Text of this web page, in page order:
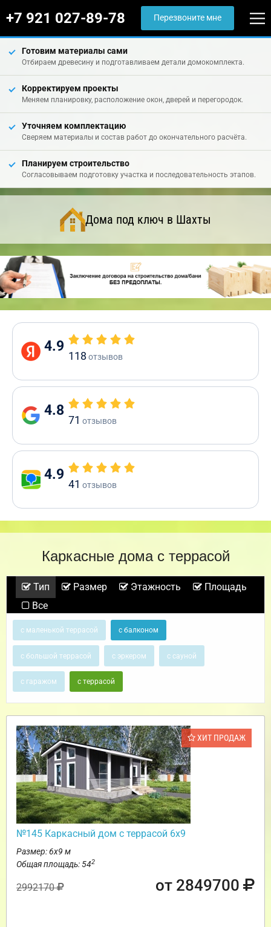
+7 921 027-89-78 Перезвоните мне
Готовим материалы сами
Отбираем древесину и подготавливаем детали домокомплекта.
Корректируем проекты
Меняем планировку, расположение окон, дверей и перегородок.
Уточняем комплектацию
Сверяем материалы и состав работ до окончательного расчёта.
Планируем строительство
Согласовываем подготовку участка и последовательность этапов.
Дома под ключ в Шахты
4.9
118 отзывов
4.8
71 отзывов
4.9
41 отзывов
Каркасные дома с террасой
Тип Размер Этажность
Площадь
Все
с маленькой террасой с балконом
с большой террасой с эркером с сауной
с гаражом с террасой
ХИТ ПРОДАЖ
№145 Каркасный дом с террасой 6х9
Размер: 6х9 м
Общая площадь: 542
2992170 от 2849700